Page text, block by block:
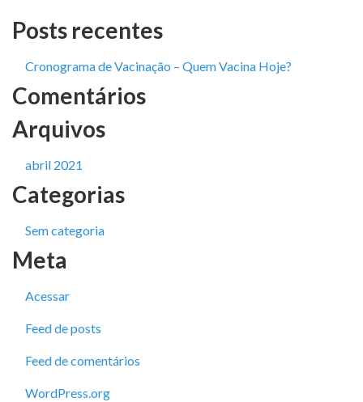
Posts recentes
Cronograma de Vacinação – Quem Vacina Hoje?
Comentários
Arquivos
abril 2021
Categorias
Sem categoria
Meta
Acessar
Feed de posts
Feed de comentários
WordPress.org